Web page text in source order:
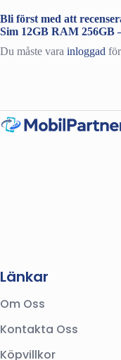
Bli först med att
Sim 12GB RAM 256GB
Du måste vara inloggad
Länkar
Om Oss
Kontakta Oss
Köpvillkor